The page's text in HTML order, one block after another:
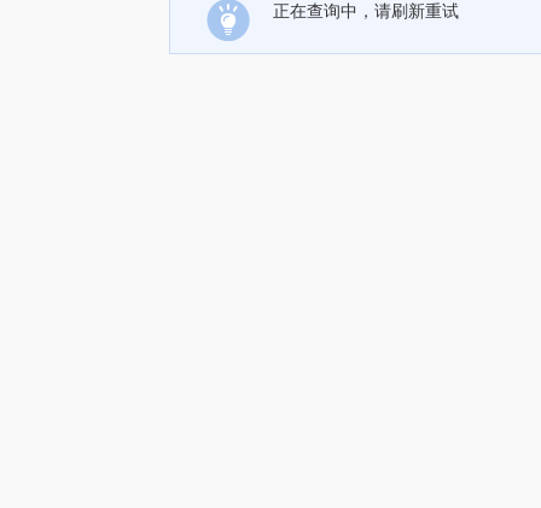
正在查询中，请刷新重试